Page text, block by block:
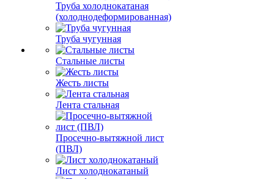
Труба холоднокатаная
(холоднодеформированная)
Труба чугунная
Стальные листы
Жесть листы
Лента стальная
Просечно-вытяжной лист
(ПВЛ)
Лист холоднокатаный